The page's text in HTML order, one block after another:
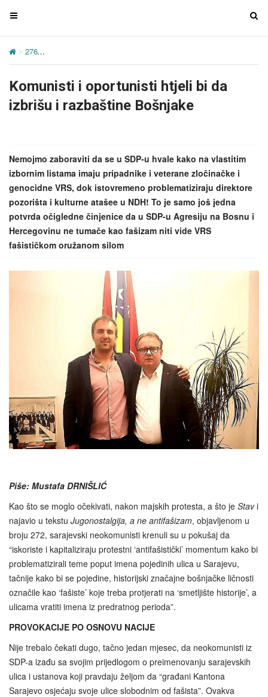
T
g
e
n
g
a
t
i
o
n
T
t
o
276
Komunisti i oportunisti htjeli bi da
izbrišu i razbaštine Bošnjake
Nemojmo zaboraviti da se u SDP-u hvale kako na vlastitim
izbornim listama imaju pripadnike i veterane zločinačke i
genocidne VRS, dok istovremeno problematiziraju direktore
pozorišta i kulturne atašee u NDH! To je samo još jedna
potvrda očigledne činjenice da u SDP-u Agresiju na Bosnu i
Hercegovinu ne tumače kao fašizam niti vide VRS
fašističkom oružanom silom
Piše: Mustafa DRNIŠLIĆ
Kao što se moglo očekivati, nakon majskih protesta, a što je Stavi
najavio u tekstu Jugonostalgija, a ne antifašizam, objavljenom u
broju 272, sarajevski neokomunisti krenuli su u pokušaj da
“iskoriste i kapitaliziraju protestni ‘antifašistički’ momentum kako bi
problematizirali teme poput imena pojedinih ulica u Sarajevu,
tačnije kako bi se pojedine, historijski značajne bošnjačke ličnosti
označile kao ‘fašiste’ koje treba protjerati na ‘smetljište historije’, a
ulicama vratiti imena iz predratnog perioda”.
PROVOKACIJE PO OSNOVU NACIJE
Nije trebalo čekati dugo, tačno jedan mjesec, da neokomunisti iz
SDP-a izađu sa svojim prijedlogom o preimenovanju sarajevskih
ulica i ustanova koji pravdaju željom da “građani Kantona
Sarajevo osjećaju svoje ulice slobodnim od fašista”. Ovakva